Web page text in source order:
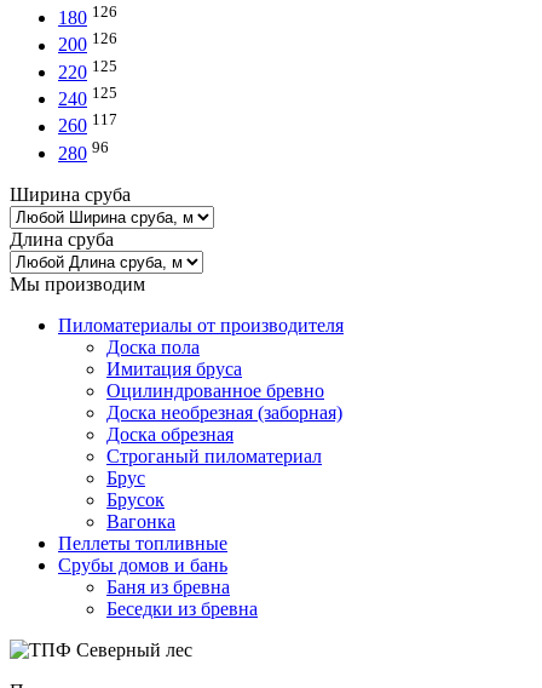
180 126
200 126
220 125
240 125
260 117
280 96
Ширина сруба
Длина сруба
Мы производим
Пиломатериалы от производителя
Доска пола
Имитация бруса
Оцилиндрованное бревно
Доска необрезная (заборная)
Доска обрезная
Строганый пиломатериал
Брус
Брусок
Вагонка
Пеллеты топливные
Срубы домов и бань
Баня из бревна
Беседки из бревна